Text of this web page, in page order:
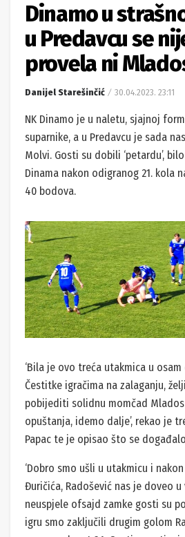
Dinamo u
u Predavcu se
provela ni
Danijel Starešinčić 30.04.2023. 23:11
NK Dinamo je u naletu, sjajnoj
suparnike, a u Predavcu je sada
Molvi. Gosti su dobili ‘petardu’,
Dinama nakon odigranog 21. kola
40 bodova.
‘Bila je ovo treća utakmica u
Čestitke igračima na zalaganju,
pobijediti solidnu momčad
opuštanja, idemo dalje’, rekao je
Papac te je opisao što se
‘Dobro smo ušli u utakmicu i
Đuričića, Radošević nas je doveo
neuspjele ofsajd zamke gosti su
igru smo zaključili drugim golom